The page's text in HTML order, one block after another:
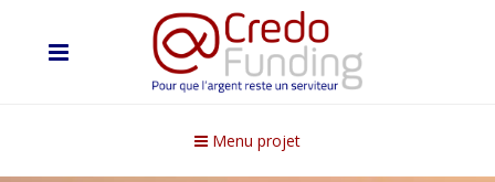
Menu projet